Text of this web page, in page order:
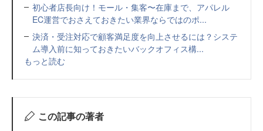
初心者店長向け！モール・集客〜在庫まで、アパレル
EC運営でおさえておきたい業界ならではのポ...
決済・受注対応で顧客満足度を向上させるには？システ
ム導入前に知っておきたいバックオフィス構...
もっと読む
この記事の著者